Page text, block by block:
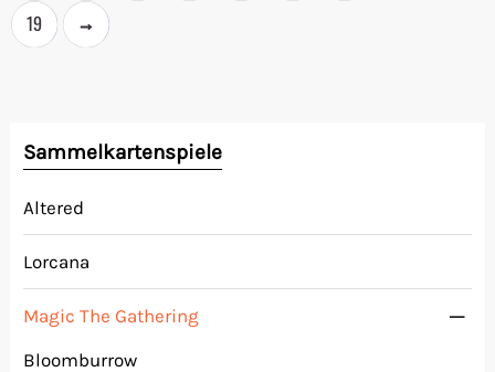
19 →
Sammelkartenspiele
Altered
Lorcana
Magic The Gathering
Bloomburrow